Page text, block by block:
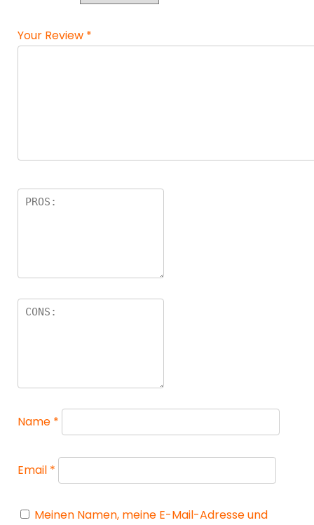
Your Review *
Name *
Email *
Meinen Namen, meine E-Mail-Adresse und